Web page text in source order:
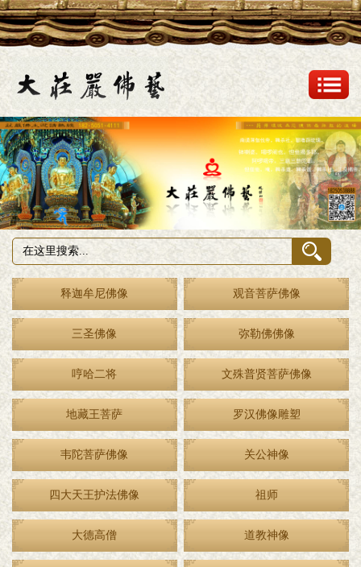
释迦牟尼佛像 观音菩萨佛像
三圣佛像 弥勒佛佛像
哼哈二将 文殊普贤菩萨佛像
地藏王菩萨 罗汉佛像雕塑
韦陀菩萨佛像 关公神像
四大天王护法佛像 祖师
大德高僧 道教神像